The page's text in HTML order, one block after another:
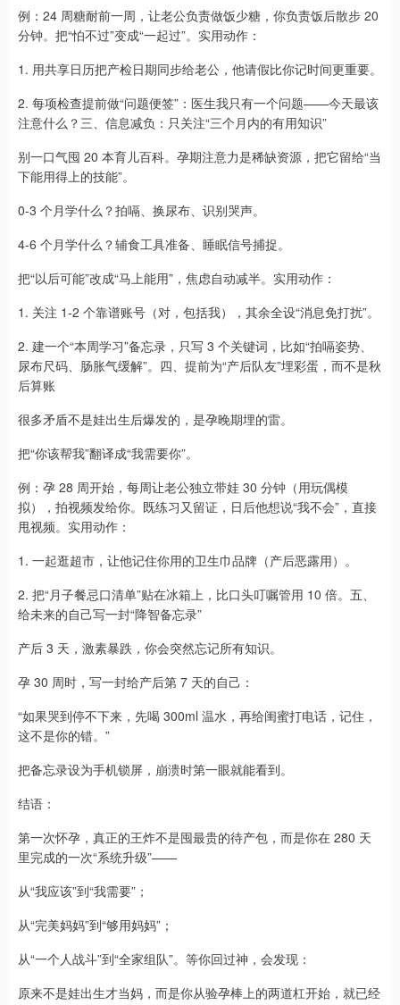
例：24 周糖耐前一周，让老公负责做饭少糖，你负责饭后散步 20
分钟。把“怕不过”变成“一起过”。实用动作：
1. 用共享日历把产检日期同步给老公，他请假比你记时间更重要。
2. 每项检查提前做“问题便签”：医生我只有一个问题——今天最该
注意什么？三、信息减负：只关注“三个月内的有用知识”
别一口气囤 20 本育儿百科。孕期注意力是稀缺资源，把它留给“当
下能用得上的技能”。
0-3 个月学什么？拍嗝、换尿布、识别哭声。
4-6 个月学什么？辅食工具准备、睡眠信号捕捉。
把“以后可能”改成“马上能用”，焦虑自动减半。实用动作：
1. 关注 1-2 个靠谱账号（对，包括我），其余全设“消息免打扰”。
2. 建一个“本周学习”备忘录，只写 3 个关键词，比如“拍嗝姿势、
尿布尺码、肠胀气缓解”。四、提前为“产后队友”埋彩蛋，而不是秋
后算账
很多矛盾不是娃出生后爆发的，是孕晚期埋的雷。
把“你该帮我”翻译成“我需要你”。
例：孕 28 周开始，每周让老公独立带娃 30 分钟（用玩偶模
拟），拍视频发给你。既练习又留证，日后他想说“我不会”，直接
甩视频。实用动作：
1. 一起逛超市，让他记住你用的卫生巾品牌（产后恶露用）。
2. 把“月子餐忌口清单”贴在冰箱上，比口头叮嘱管用 10 倍。五、
给未来的自己写一封“降智备忘录”
产后 3 天，激素暴跌，你会突然忘记所有知识。
孕 30 周时，写一封给产后第 7 天的自己：
“如果哭到停不下来，先喝 300ml 温水，再给闺蜜打电话，记住，
这不是你的错。”
把备忘录设为手机锁屏，崩溃时第一眼就能看到。
结语：
第一次怀孕，真正的王炸不是囤最贵的待产包，而是你在 280 天
里完成的一次“系统升级”——
从“我应该”到“我需要”；
从“完美妈妈”到“够用妈妈”；
从“一个人战斗”到“全家组队”。等你回过神，会发现：
原来不是娃出生才当妈，而是你从验孕棒上的两道杠开始，就已经